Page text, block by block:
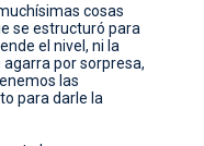
cosas
se estructuró para
el nivel, ni la
agarra por sorpresa,
las
para darle la